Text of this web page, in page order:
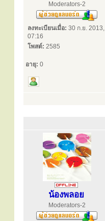
Moderators-2
ลงทะเบียนเมื่อ: 30 ก.ย. 2013,
07:16
โพสต์: 2585
อายุ: 0
น้องพลอย
Moderators-2